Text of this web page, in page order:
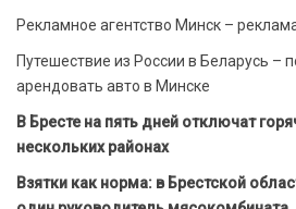
Рекламное агентство Минск –
Путешествие из России в Беларусь –
арендовать авто в Минске
В Бресте на пять дней отключат
нескольких районах
Взятки как норма: в Брестской